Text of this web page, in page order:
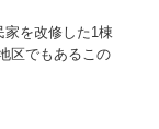
家を改修した1棟
区でもあるこの